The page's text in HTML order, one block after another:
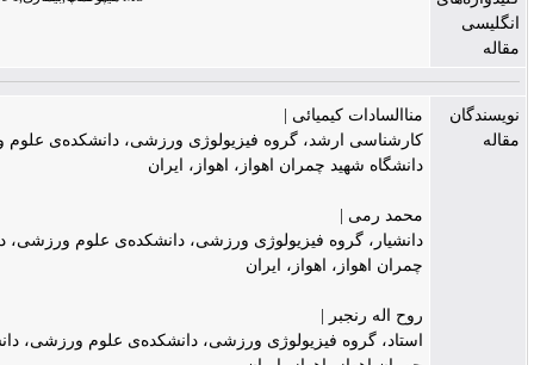
کیمیائی |
ارشد، گروه فیزیولوژی ورزشی، دانشکده‌ی علوم ورزشی،
شهید چمران اهواز، اهواز، ایران
گروه فیزیولوژی ورزشی، دانشکده‌ی علوم ورزشی، دانشگاه شهید
اهواز، اهواز، ایران
گروه فیزیولوژی ورزشی، دانشکده‌ی علوم ورزشی، دانشگاه شهید